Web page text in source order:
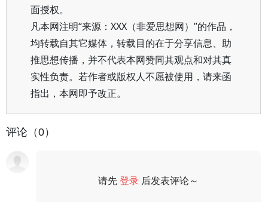
面授权。
凡本网注明“来源：XXX（非爱思想网）”的作品，
均转载自其它媒体，转载目的在于分享信息、助
推思想传播，并不代表本网赞同其观点和对其真
实性负责。若作者或版权人不愿被使用，请来函
指出，本网即予改正。
评论（0）
请先登录 后发表评论～